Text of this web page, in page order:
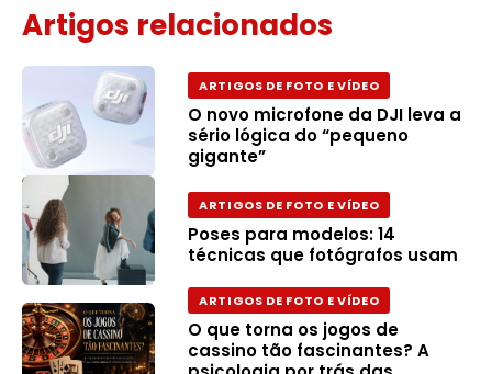
Artigos relacionados
ARTIGOS DE FOTO E VÍDEO
O novo microfone da DJI leva a
sério lógica do “pequeno
gigante”
ARTIGOS DE FOTO E VÍDEO
Poses para modelos: 14
técnicas que fotógrafos usam
ARTIGOS DE FOTO E VÍDEO
O que torna os jogos de
cassino tão fascinantes? A